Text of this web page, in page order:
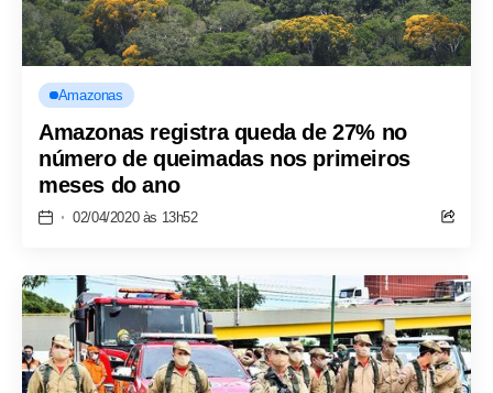
Amazonas
Amazonas registra queda de 27% no
número de queimadas nos primeiros
meses do ano
02/04/2020 às 13h52